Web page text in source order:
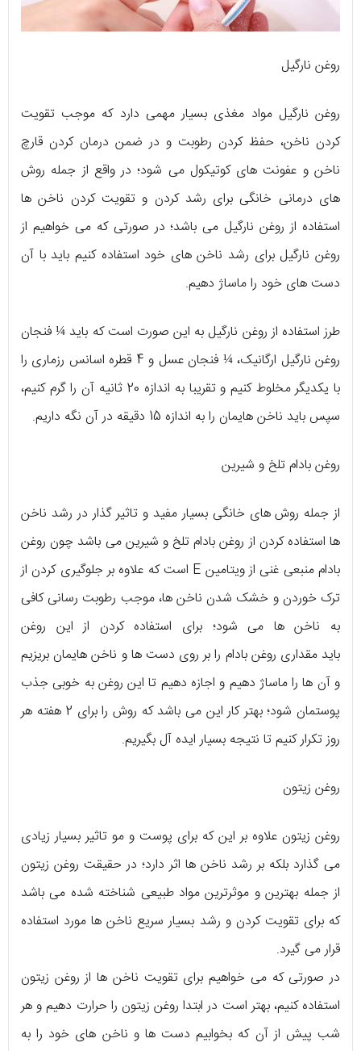
روغن نارگیل
روغن نارگیل مواد مغذی بسیار مهمی دارد که موجب تقویت
کردن ناخن، حفظ کردن رطوبت و در ضمن درمان کردن قارچ
ناخن و عفونت های کوتیکول می شود؛ در واقع از جمله روش
های درمانی خانگی برای رشد کردن و تقویت کردن ناخن ها
استفاده از روغن نارگیل می باشد؛ در صورتی که می خواهیم از
روغن نارگیل برای رشد ناخن های خود استفاده کنیم باید با آن
دست های خود را ماساژ دهیم.
طرز استفاده از روغن نارگیل به این صورت است که باید ¼ فنجان
روغن نارگیل ارگانیک، ¼ فنجان عسل و 4 قطره اسانس رزماری را
با یکدیگر مخلوط کنیم و تقریبا به اندازه 20 ثانیه آن را گرم کنیم،
سپس باید ناخن هایمان را به اندازه 15 دقیقه در آن نگه داریم.
روغن بادام تلخ و شیرین
از جمله روش های خانگی بسیار مفید و تاثیر گذار در رشد ناخن
ها استفاده کردن از روغن بادام تلخ و شیرین می باشد چون روغن
بادام منبعی غنی از ویتامین E است که علاوه بر جلوگیری کردن از
ترک خوردن و خشک شدن ناخن ها، موجب رطوبت رسانی کافی
به ناخن ها می شود؛ برای استفاده کردن از این روغن
باید مقداری روغن بادام را بر روی دست ها و ناخن هایمان بریزیم
و آن ها را ماساژ دهیم و اجازه دهیم تا این روغن به خوبی جذب
پوستمان شود؛ بهتر کار این می باشد که روش را برای 2 هفته هر
روز تکرار کنیم تا نتیجه بسیار ایده آل بگیریم.
روغن زیتون
روغن زیتون علاوه بر این که برای پوست و مو تاثیر بسیار زیادی
می گذارد بلکه بر رشد ناخن ها اثر دارد؛ در حقیقت روغن زیتون
از جمله بهترین و موثرترین مواد طبیعی شناخته شده می باشد
که برای تقویت کردن و رشد بسیار سریع ناخن ها مورد استفاده
قرار می گیرد.
در صورتی که می خواهیم برای تقویت ناخن ها از روغن زیتون
استفاده کنیم، بهتر است در ابتدا روغن زیتون را حرارت دهیم و هر
شب پیش از آن که بخوابیم دست ها و ناخن های خود را به